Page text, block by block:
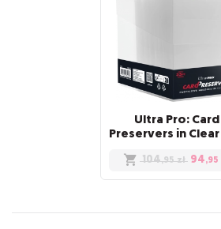
Ultra Pro: Card
104,95 zł 94,95